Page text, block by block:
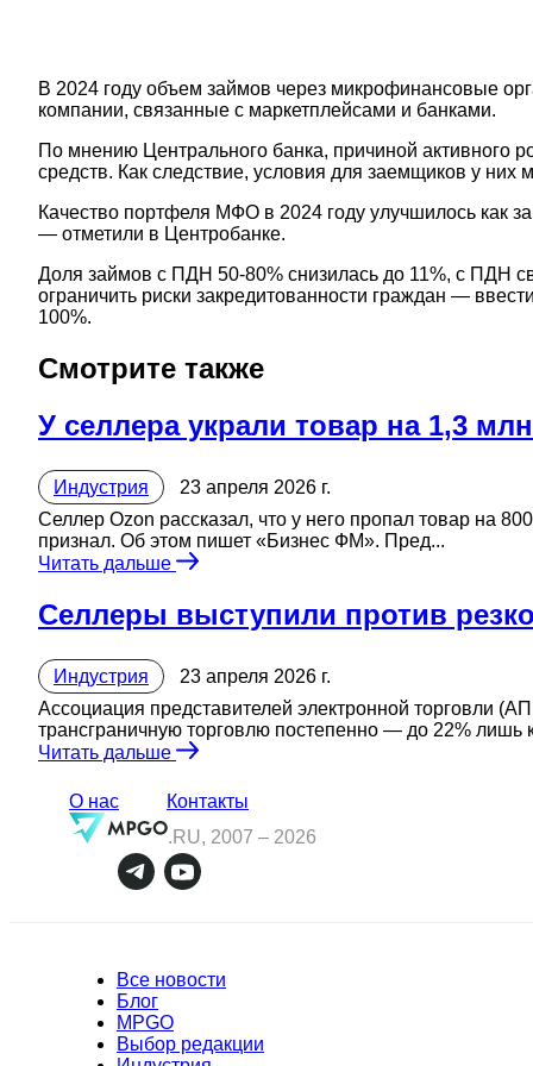
В 2024 году объем займов через микрофинансовые
компании, связанные с маркетплейсами и банками.
По мнению Центрального банка, причиной активного
средств. Как следствие, условия для заемщиков у них
Качество портфеля МФО в 2024 году улучшилось как
— отметили в Центробанке.
Доля займов с ПДН 50-80% снизилась до 11%, с ПДН
ограничить риски закредитованности граждан —
100%.
Смотрите также
У селлера украли товар на 1,3
Индустрия
23 апреля 2026 г.
Селлер Ozon рассказал, что у него пропал товар на
признал. Об этом пишет «Бизнес ФМ». Пред...
Читать дальше
Селлеры выступили против
Индустрия
23 апреля 2026 г.
Ассоциация представителей электронной торговли
трансграничную торговлю постепенно — до 22% лишь
Читать дальше
О нас
Контакты
.RU, 2007 – 2026
Все новости
Блог
MPGO
Выбор редакции